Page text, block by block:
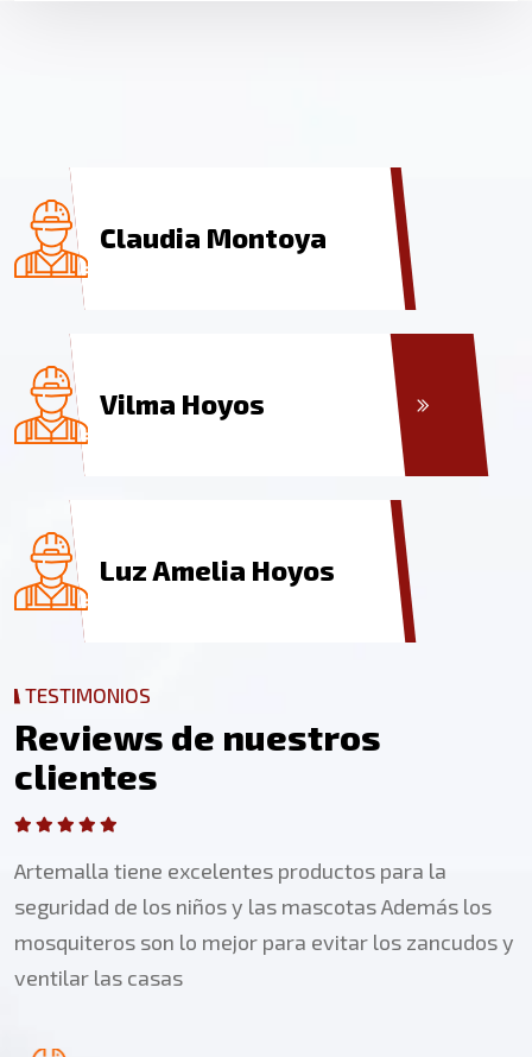
Claudia Montoya
Vilma Hoyos
Luz Amelia Hoyos
Sara Perez
Harold Rivera
TESTIMONIOS
Reviews de nuestros
clientes
Artemalla tiene excelentes productos para la
seguridad de los niños y las mascotas Además los
mosquiteros son lo mejor para evitar los zancudos y
ventilar las casas